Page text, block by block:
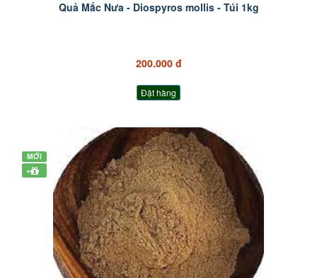
Quả Mắc Nưa - Diospyros mollis - Túi 1kg
200.000 đ
Đặt hàng
MỚI
+